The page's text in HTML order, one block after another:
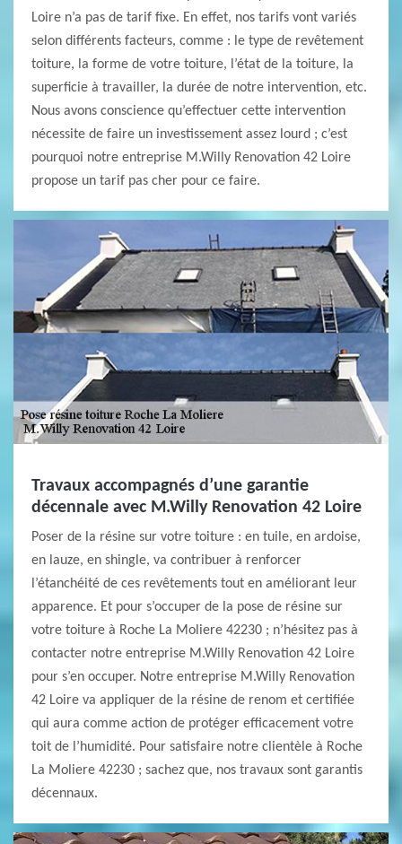
Loire n’a pas de tarif fixe. En effet, nos tarifs vont variés
selon différents facteurs, comme : le type de revêtement
toiture, la forme de votre toiture, l’état de la toiture, la
superficie à travailler, la durée de notre intervention, etc.
Nous avons conscience qu’effectuer cette intervention
nécessite de faire un investissement assez lourd ; c’est
pourquoi notre entreprise M.Willy Renovation 42 Loire
propose un tarif pas cher pour ce faire.
Travaux accompagnés d’une garantie
décennale avec M.Willy Renovation 42 Loire
Poser de la résine sur votre toiture : en tuile, en ardoise,
en lauze, en shingle, va contribuer à renforcer
l’étanchéité de ces revêtements tout en améliorant leur
apparence. Et pour s’occuper de la pose de résine sur
votre toiture à Roche La Moliere 42230 ; n’hésitez pas à
contacter notre entreprise M.Willy Renovation 42 Loire
pour s’en occuper. Notre entreprise M.Willy Renovation
42 Loire va appliquer de la résine de renom et certifiée
qui aura comme action de protéger efficacement votre
toit de l’humidité. Pour satisfaire notre clientèle à Roche
La Moliere 42230 ; sachez que, nos travaux sont garantis
décennaux.